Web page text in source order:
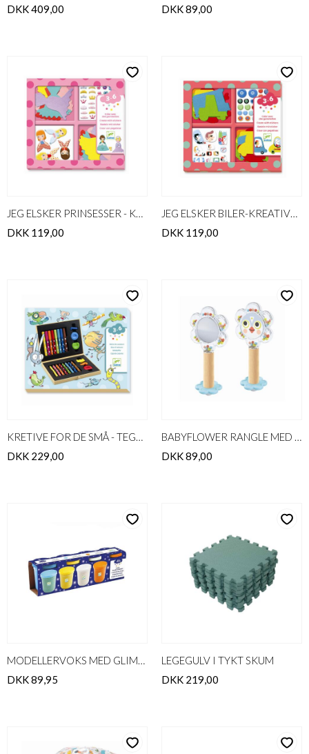
DKK 409,00
DKK 89,00
JEG ELSKER PRINSESSER - KREATIVE KLISTERMÆRKER
DKK 119,00
JEG ELSKER BILER-KREATIVE KLISTERMÆRKER
DKK 119,00
KRETIVE FOR DE SMÅ - TEGNEKUFFERT
DKK 229,00
BABYFLOWER RANGLE MED SPEJL
DKK 89,00
MODELLERVOKS MED GLIMMER
DKK 89,95
LEGEGULV I TYKT SKUM
DKK 219,00